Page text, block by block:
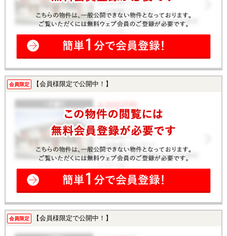
会員限定 【会員様限定で公開中！】
会員限定 【会員様限定で公開中！】